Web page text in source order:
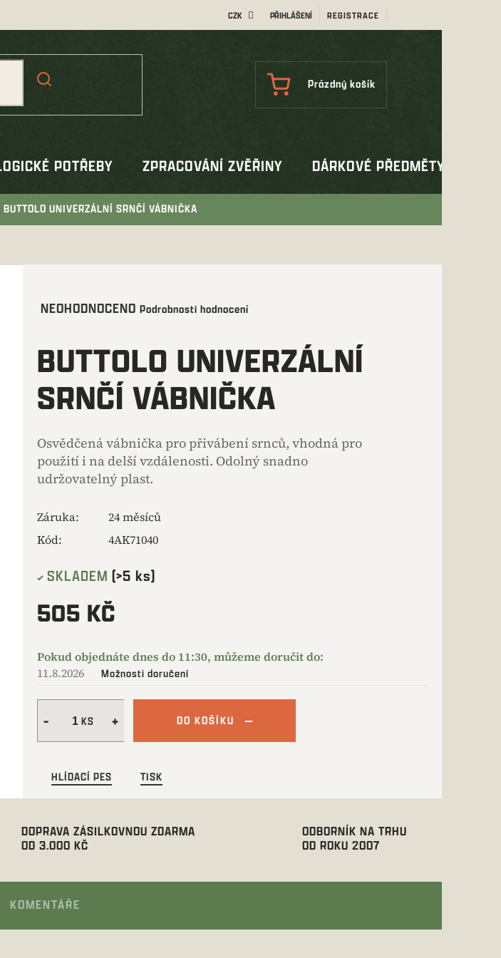
CZK PŘIHLÁŠENÍ REGISTRACE
NÁKUPNÍ
Prázdný košík
POTŘEBY ZPRACOVÁNÍ ZVĚŘINY DÁRKOVÉ PŘEDMĚTY
BUTTOLO UNIVERZÁLNÍ SRNČÍ VÁBNIČKA
Průměrné
je
0,0
z
5
NEOHODNOCENO Podrobnosti hodnocení
BUTTOLO UNIVERZÁLNÍ
SRNČÍ VÁBNIČKA
Osvědčená vábnička pro přivábení srnců, vhodná pro
použití i na delší vzdálenosti. Odolný snadno
udržovatelný plast.
Záruka:
24 měsíců
Kód:
4AK71040
SKLADEM (>5 ks)
505 KČ
cena:
11.8.2026 Možnosti doručení
DO KOŠÍKU
HLÍDACÍ PES TISK
DOPRAVA ZÁSILKOVNOU ZDARMA
OD 3.000 KČ
ODBORNÍK NA TRHU
OD ROKU 2007
KOMENTÁŘE